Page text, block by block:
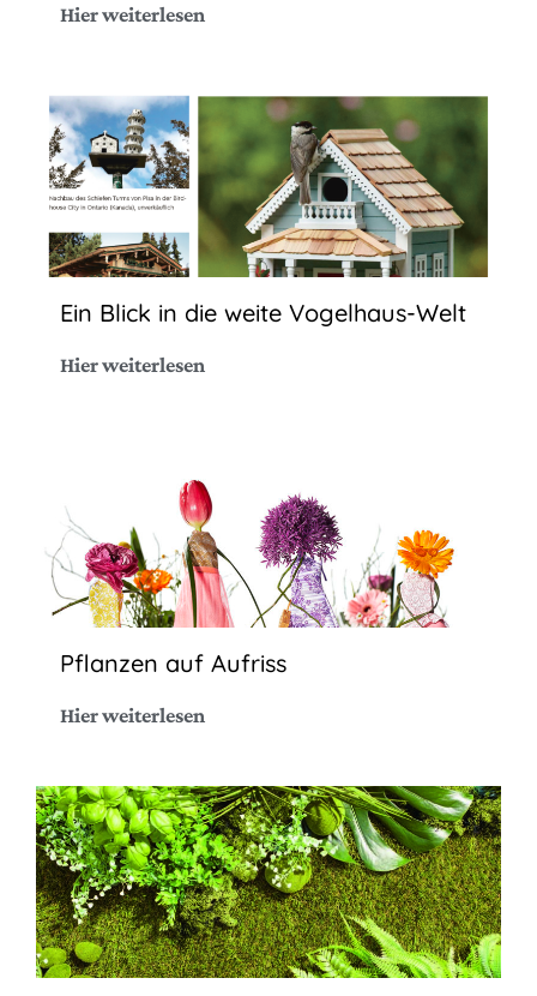
Hier weiterlesen
Ein Blick in die weite Vogelhaus-Welt
Hier weiterlesen
Pflanzen auf Aufriss
Hier weiterlesen